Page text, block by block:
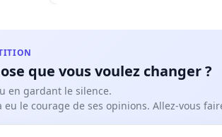
que vous voulez changer ?
en gardant le silence.
le courage de ses opinions. Allez-vous